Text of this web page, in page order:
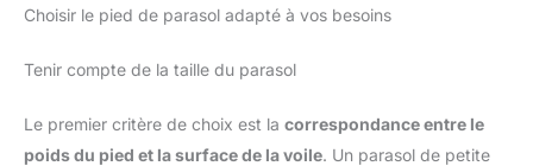
amovible des équipements
Choisir le pied de parasol adapté à vos besoins
Tenir compte de la taille du parasol
Le premier critère de choix est la correspondance entre le
poids du pied et la surface de la voile. Un parasol de petite